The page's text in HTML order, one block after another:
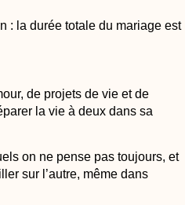
: la durée totale du mariage est
de projets de vie et de
la vie à deux dans sa
on ne pense pas toujours, et
sur l’autre, même dans